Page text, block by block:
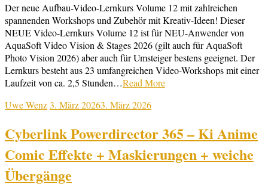
Der neue Aufbau-Video-Lernkurs Volume 12 mit zahlreichen
spannenden Workshops und Zubehör mit Kreativ-Ideen! Dieser
NEUE Video-Lernkurs Volume 12 ist für NEU-Anwender von
AquaSoft Video Vision & Stages 2026 (gilt auch für AquaSoft
Photo Vision 2026) aber auch für Umsteiger bestens geeignet. Der
Lernkurs besteht aus 23 umfangreichen Video-Workshops mit einer
Laufzeit von ca. 2,5 Stunden…Read More
Uwe Wenz3. März 20263. März 2026
Cyberlink Powerdirector 365 – Ki Anime
Comic Effekte + Maskierungen + weiche
Übergänge